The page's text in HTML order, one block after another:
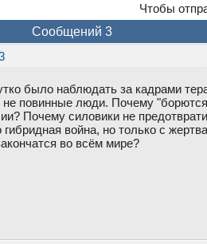
Чтобы
Сообщений 3
было наблюдать за кадрами
повинные люди. Почему
Почему силовики не
гибридная война, но только с
во всём мире?